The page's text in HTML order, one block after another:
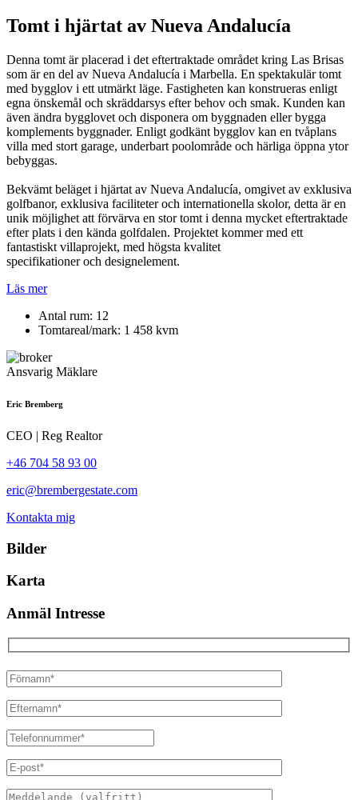
Tomt i hjärtat av Nueva Andalucía
Denna tomt är placerad i det eftertraktade området kring Las Brisas
som är en del av Nueva Andalucía i Marbella. En spektakulär tomt
med bygglov i ett utmärkt läge. Fastigheten kan konstrueras enligt
egna önskemål och skräddarsys efter behov och smak. Kunden kan
även ändra bygglovet och disponera om byggnaden eller bygga
komplements byggnader. Enligt godkänt bygglov kan en tvåplans
villa med stort garage, underbart poolområde och härliga öppna ytor
bebyggas.
Bekvämt beläget i hjärtat av Nueva Andalucía, omgivet av exklusiva
golfbanor, exklusiva faciliteter och internationella skolor, detta är en
unik möjlighet att förvärva en stor tomt i denna mycket eftertraktade
efter plats i den kända golfdalen. Projektet kommer med ett
fantastiskt villaprojekt, med högsta kvalitet
specifikationer och designelement.
Läs mer
Antal rum: 12
Tomtareal/mark: 1 458 kvm
Ansvarig Mäklare
Eric Bremberg
CEO | Reg Realtor
+46 704 58 93 00
eric@brembergestate.com
Kontakta mig
Bilder
Karta
Anmäl Intresse